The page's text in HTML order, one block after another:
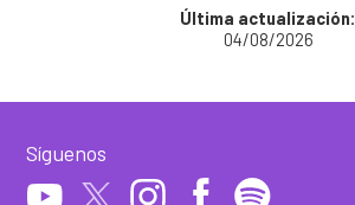
Última actualización:
04/08/2026
Síguenos